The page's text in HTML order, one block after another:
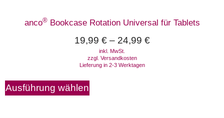
anco®Bookcase Rotation Universal für Tablets
19,99 €– 24,99 €
inkl. MwSt.
zzgl. Versandkosten
Lieferung in 2-3 Werktagen
Ausführung wählen